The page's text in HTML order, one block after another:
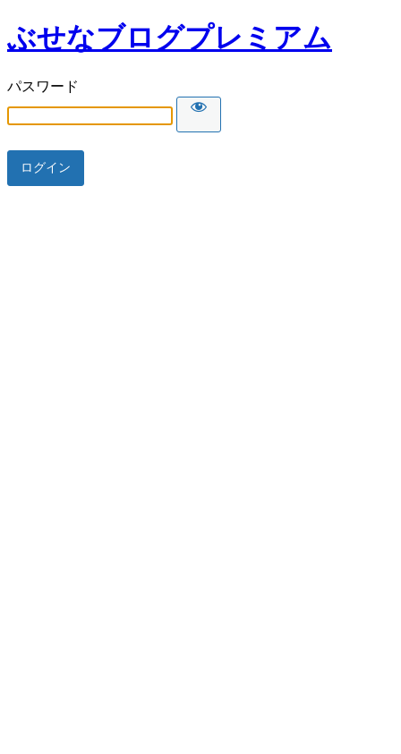
ぶせなブログプレミアム
パスワード